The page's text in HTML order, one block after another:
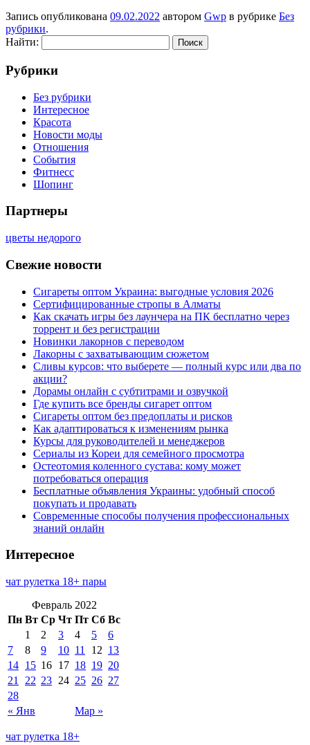
Запись опубликована 09.02.2022 автором Gwp в рубрике Без
рубрики.
Найти:
Рубрики
Без рубрики
Интересное
Красота
Новости моды
Отношения
События
Фитнесс
Шопинг
Партнеры
цветы недорого
Свежие новости
Сигареты оптом Украина: выгодные условия 2026
Сертифицированные стропы в Алматы
Как скачать игры без лаунчера на ПК бесплатно через
торрент и без регистрации
Новинки лакорнов с переводом
Лакорны с захватывающим сюжетом
Сливы курсов: что выберете — полный курс или два по
акции?
Дорамы онлайн с субтитрами и озвучкой
Где купить все бренды сигарет оптом
Сигареты оптом без предоплаты и рисков
Как адаптироваться к изменениям рынка
Курсы для руководителей и менеджеров
Сериалы из Кореи для семейного просмотра
Остеотомия коленного сустава: кому может
потребоваться операция
Бесплатные объявления Украины: удобный способ
покупать и продавать
Современные способы получения профессиональных
знаний онлайн
Интересное
чат рулетка 18+ пары
Февраль 2022
Пн Вт Ср Чт Пт Сб Вс
« Янв Мар »
1 2 3 4 5
6
7
8 9 10 11 12 13
14 15 16 17 18 19 20
21
22 23 24 25 26 27
28
чат рулетка 18+